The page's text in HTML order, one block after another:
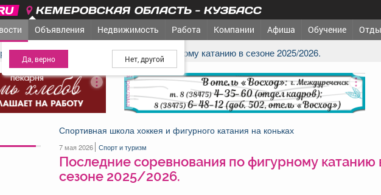
КЕМЕРОВСКАЯ ОБЛАСТЬ - КУЗБАСС
МЕЖДУРЕЧЕНСК - Ваш город?
Объявления Недвижимость Работа Компании Афиша Обучение
Последние соревнования по фигурному катанию в сезоне 2025/2026.
реклама
Спортивная школа хоккея и фигурного катания на коньках
7 мая 2026 Спорт и туризм
Последние соревнования по фигурному катанию
сезоне 2025/2026.